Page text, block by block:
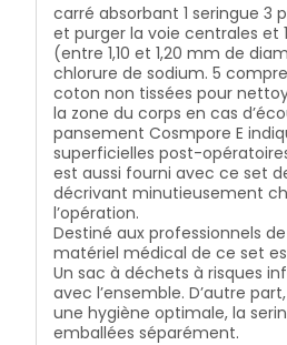
carré absorbant 1 seringue 3
et purger la voie centrales et
(entre 1,10 et 1,20 mm de
chlorure de sodium. 5
coton non tissées pour
la zone du corps en cas
pansement Cosmpore E
superficielles post-
est aussi fourni avec ce set
décrivant minutieusement
l’opération.
Destiné aux professionnels
matériel médical de ce set
Un sac à déchets à risques
avec l’ensemble. D’autre
une hygiène optimale, la
emballées séparément.